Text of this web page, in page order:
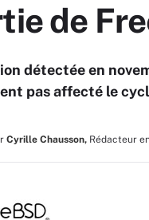
de
détectée en
pas affecté le
Cyrille Chausson, Rédacteur